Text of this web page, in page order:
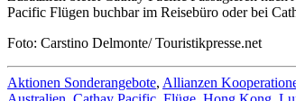
Pacific Flügen buchbar im Reisebüro oder bei
Foto: Carstino Delmonte/ Touristikpresse.net
Aktionen Sonderangebote, Allianzen